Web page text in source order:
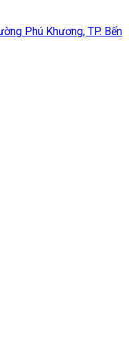
Phú Khương, TP. Bến